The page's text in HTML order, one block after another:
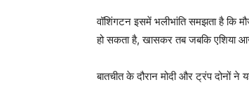
वॉशिंगटन इसमें भलीभांति समझता है कि
हो सकता है, खासकर तब जबकि
बातचीत के दौरान मोदी और ट्रंप